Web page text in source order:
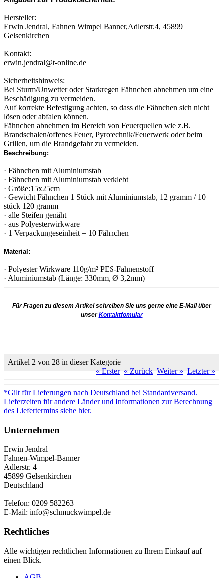
Hersteller:
Erwin Jendral, Fahnen Wimpel Banner,Adlerstr.4, 45899
Gelsenkirchen
Kontakt:
erwin.jendral@t-online.de
Sicherheitshinweis:
Bei Sturm/Unwetter oder Starkregen Fähnchen abnehmen um eine
Beschädigung zu vermeiden.
Auf korrekte Befestigung achten, so dass die Fähnchen sich nicht
lösen oder abfalen können.
Fähnchen abnehmen im Bereich von Feuerquellen wie z.B.
Brandschalen/offenes Feuer, Pyrotechnik/Feuerwerk oder beim
Grillen, um die Brandgefahr zu vermeiden.
Beschreibung:
· Fähnchen mit Aluminiumstab
· Fähnchen mit Aluminiumstab verklebt
· Größe:15x25cm
· Gewicht Fähnchen 1 Stück mit Aluminiumstab, 12 gramm / 10
stück 120 gramm
· alle Steifen genäht
· aus Polyesterwirkware
· 1 Verpackungeseinheit = 10 Fähnchen
Material:
· Polyester Wirkware 110g/m² PES-Fahnenstoff
· Aluminiumstab (Länge: 330mm, Ø 3,2mm)
Für Fragen zu diesem Artikel schreiben Sie uns gerne eine E-Mail über
unserKontaktfomular
Artikel 2 von 28 in dieser Kategorie
« Erster « Zurück Weiter » Letzter »
*Gilt für Lieferungen nach Deutschland bei Standardversand.
Lieferzeiten für andere Länder und Informationen zur Berechnung
des Liefertermins siehe hier.
Unternehmen
Erwin Jendral
Fahnen-Wimpel-Banner
Adlerstr. 4
45899 Gelsenkirchen
Deutschland
Telefon: 0209 582263
E-Mail: info@schmuckwimpel.de
Rechtliches
Alle wichtigen rechtlichen Informationen zu Ihrem Einkauf auf
einen Blick.